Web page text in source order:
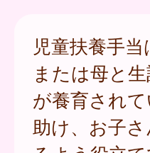
児童扶養手
または母と
が養育され
助け、お子